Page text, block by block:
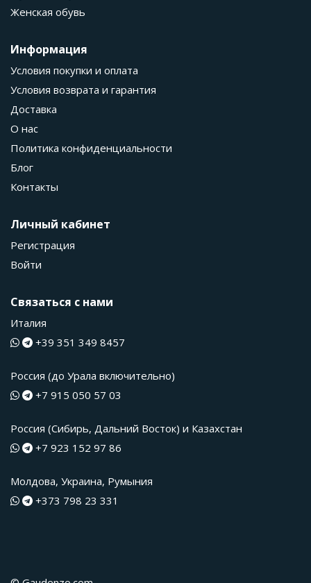
Женская обувь
Информация
Условия покупки и оплата
Условия возврата и гарантия
Доставка
О нас
Политика конфиденциальности
Блог
Контакты
Личный кабинет
Регистрация
Войти
Связаться с нами
Италия
+39 351 349 8457
Россия (до Урала включительно)
+7 915 050 57 03
Россия (Сибирь, Дальний Восток) и Казахстан
+7 923 152 97 86
Молдова, Украина, Румыния
+373 798 23 331